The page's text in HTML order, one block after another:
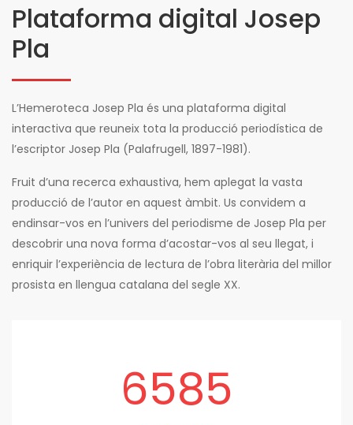
Plataforma digital Josep
Pla
L’Hemeroteca Josep Pla és una plataforma digital
interactiva que reuneix tota la producció periodística de
l’escriptor Josep Pla (Palafrugell, 1897-1981).
Fruit d’una recerca exhaustiva, hem aplegat la vasta
producció de l’autor en aquest àmbit. Us convidem a
endinsar-vos en l’univers del periodisme de Josep Pla per
descobrir una nova forma d’acostar-vos al seu llegat, i
enriquir l’experiència de lectura de l’obra literària del millor
prosista en llengua catalana del segle XX.
6585